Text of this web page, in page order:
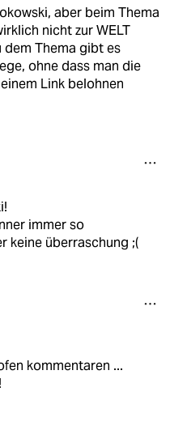
aber beim Thema
nicht zur WELT
dem Thema gibt es
ohne dass man die
Link belohnen
immer so
keine überraschung ;(
kommentaren ...